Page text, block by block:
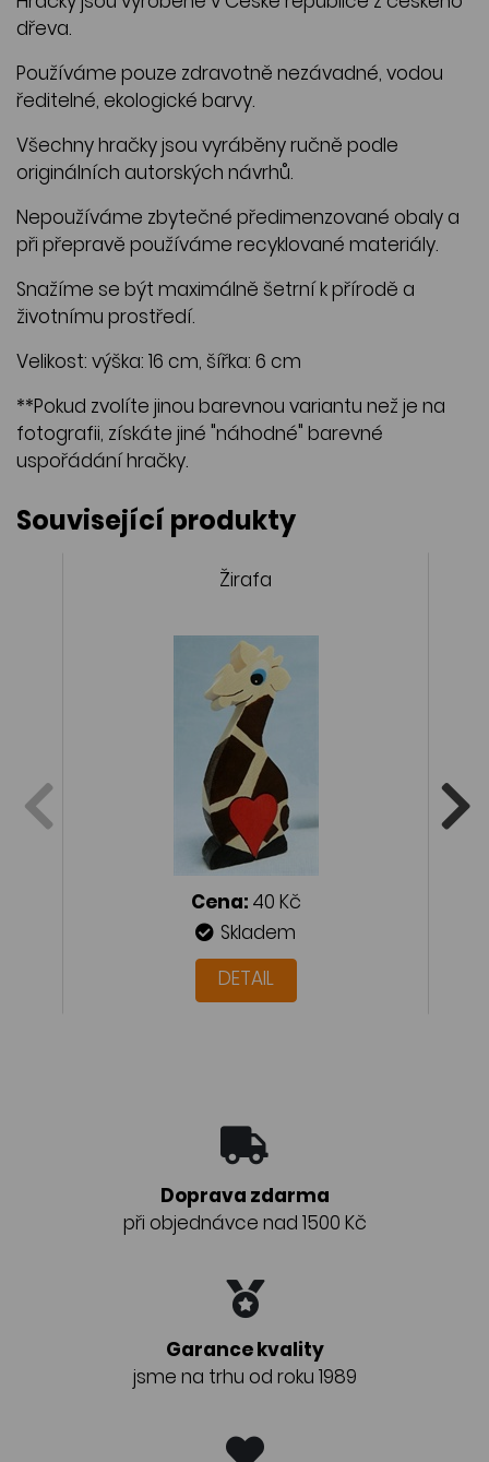
dřeva.
Používáme pouze zdravotně nezávadné, vodou
ředitelné, ekologické barvy.
Všechny hračky jsou vyráběny ručně podle
originálních autorských návrhů.
Nepoužíváme zbytečné předimenzované obaly a
při přepravě používáme recyklované materiály.
Snažíme se být maximálně šetrní k přírodě a
životnímu prostředí.
Velikost: výška: 16 cm, šířka: 6 cm
**Pokud zvolíte jinou barevnou variantu než je na
fotografii, získáte jiné "náhodné" barevné
uspořádání hračky.
Související produkty
Žirafa
Cena: 40 Kč
Skladem
DETAIL
Doprava zdarma
při objednávce nad 1500 Kč
Garance kvality
jsme na trhu od roku 1989